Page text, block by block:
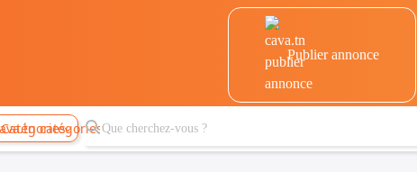
Publier annonce
Catégories